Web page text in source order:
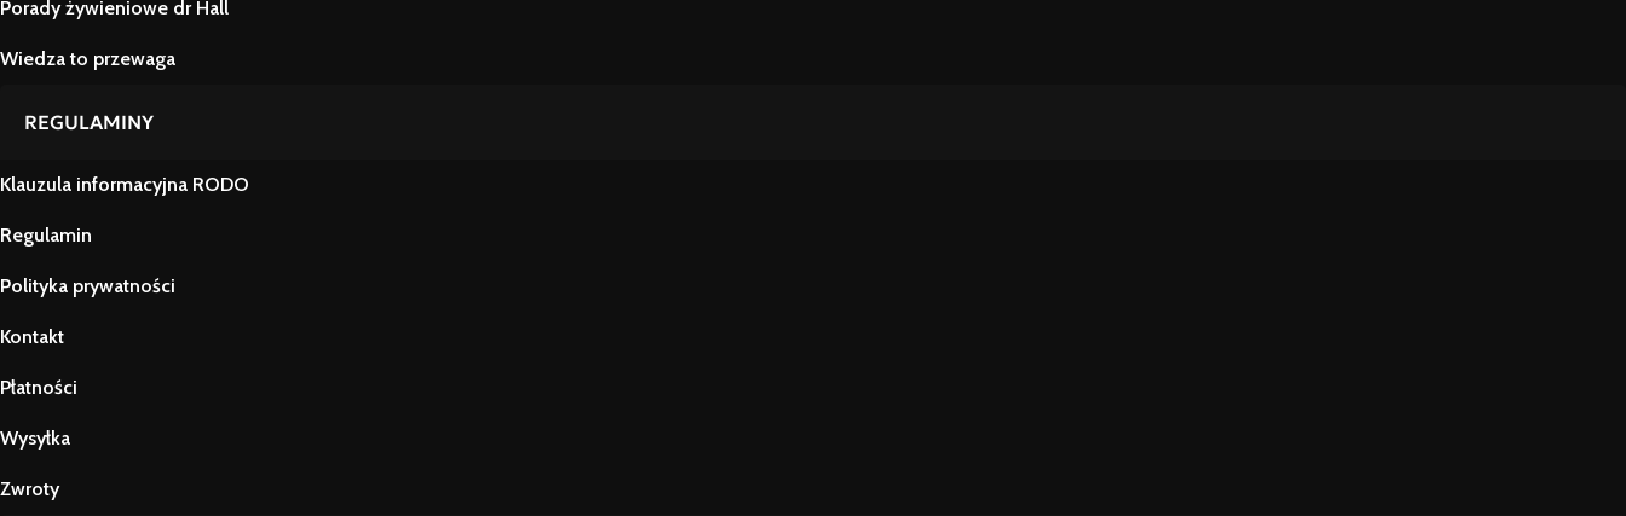
Porady żywieniowe dr Hall
Wiedza to przewaga
REGULAMINY
Klauzula informacyjna RODO
Regulamin
Polityka prywatności
Kontakt
Płatności
Wysyłka
Zwroty